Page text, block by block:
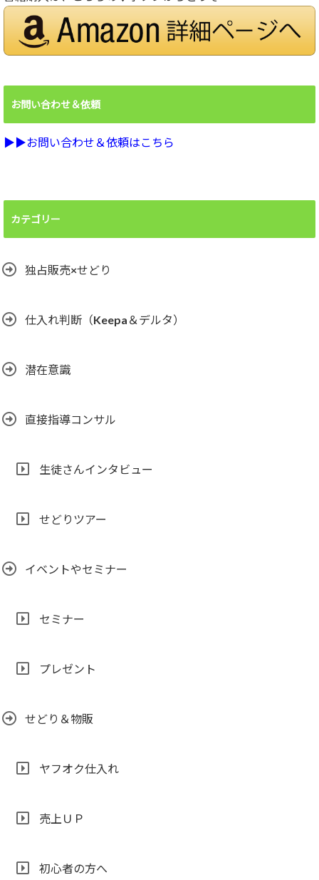
お問い合わせ＆依頼
▶︎▶︎お問い合わせ＆依頼はこちら
カテゴリー
独占販売×せどり
仕入れ判断（Keepa＆デルタ）
潜在意識
直接指導コンサル
生徒さんインタビュー
せどりツアー
イベントやセミナー
セミナー
プレゼント
せどり＆物販
ヤフオク仕入れ
売上ＵＰ
初心者の方へ